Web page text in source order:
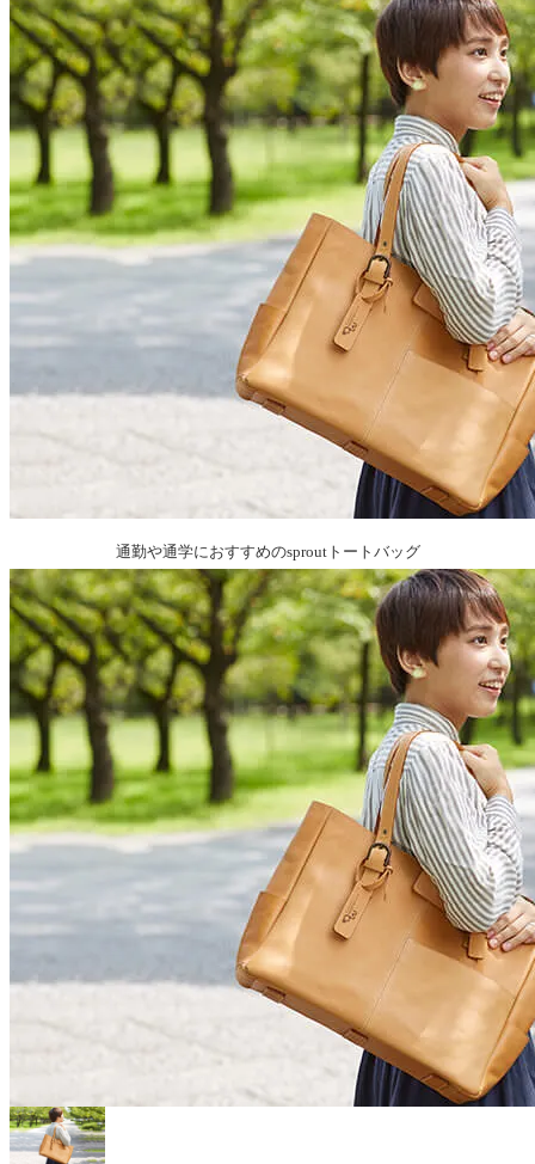
通勤や通学におすすめのsproutトートバッグ